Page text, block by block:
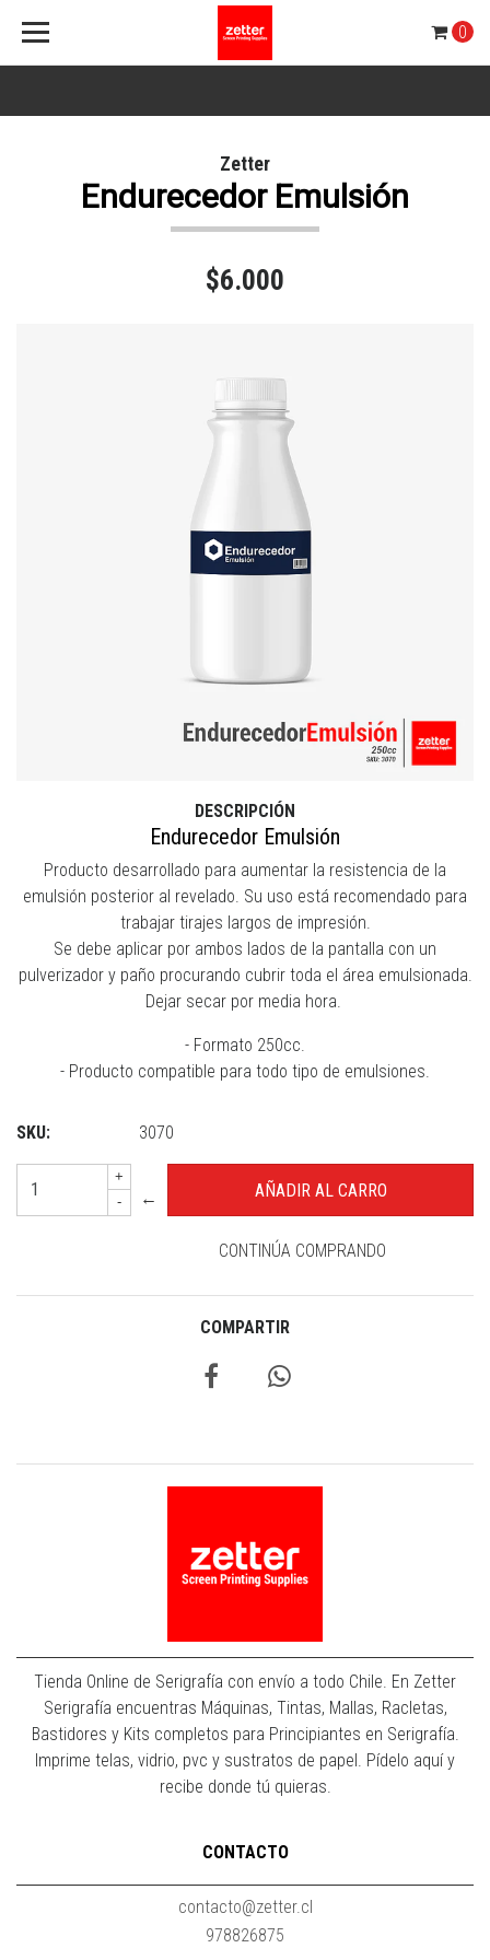
0
Zetter
Endurecedor Emulsión
$6.000
DESCRIPCIÓN
Endurecedor Emulsión
Producto desarrollado para aumentar la resistencia de la
emulsión posterior al revelado. Su uso está recomendado para
trabajar tirajes largos de impresión.
Se debe aplicar por ambos lados de la pantalla con un
pulverizador y paño procurando cubrir toda el área emulsionada.
Dejar secar por media hora.
- Formato 250cc.
- Producto compatible para todo tipo de emulsiones.
SKU: 3070
+
-
←
CONTINÚA COMPRANDO
COMPARTIR
Tienda Online de Serigrafía con envío a todo Chile. En Zetter
Serigrafía encuentras Máquinas, Tintas, Mallas, Racletas,
Bastidores y Kits completos para Principiantes en Serigrafía.
Imprime telas, vidrio, pvc y sustratos de papel. Pídelo aquí y
recibe donde tú quieras.
CONTACTO
contacto@zetter.cl
978826875